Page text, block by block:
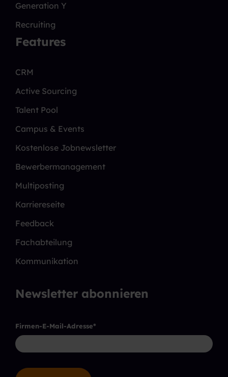
Generation Y
Recruiting
Features
CRM
Active Sourcing
Talent Pool
Campus & Events
Kostenlose Jobnewsletter
Bewerbermanagement
Multiposting
Karriereseite
Feedback
Fachabteilung
Kommunikation
Newsletter abonnieren
Firmen-E-Mail-Adresse*